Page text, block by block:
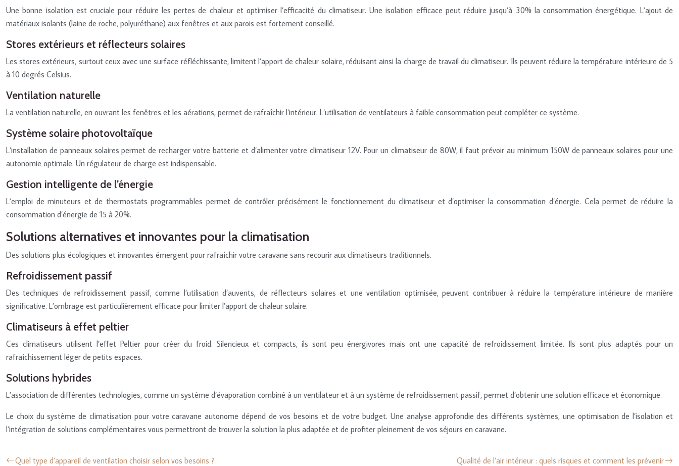
Une bonne isolation est cruciale pour réduire les pertes de chaleur et optimiser l’efficacité du climatiseur. Une isolation efficace peut réduire jusqu’à 30% la consommation énergétique. L’ajout de
matériaux isolants (laine de roche, polyuréthane) aux fenêtres et aux parois est fortement conseillé.
Stores extérieurs et réflecteurs solaires
Les stores extérieurs, surtout ceux avec une surface réfléchissante, limitent l’apport de chaleur solaire, réduisant ainsi la charge de travail du climatiseur. Ils peuvent réduire la température intérieure de 5
à 10 degrés Celsius.
Ventilation naturelle
La ventilation naturelle, en ouvrant les fenêtres et les aérations, permet de rafraîchir l’intérieur. L’utilisation de ventilateurs à faible consommation peut compléter ce système.
Système solaire photovoltaïque
L’installation de panneaux solaires permet de recharger votre batterie et d’alimenter votre climatiseur 12V. Pour un climatiseur de 80W, il faut prévoir au minimum 150W de panneaux solaires pour une
autonomie optimale. Un régulateur de charge est indispensable.
Gestion intelligente de l’énergie
L’emploi de minuteurs et de thermostats programmables permet de contrôler précisément le fonctionnement du climatiseur et d’optimiser la consommation d’énergie. Cela permet de réduire la
consommation d’énergie de 15 à 20%.
Solutions alternatives et innovantes pour la climatisation
Des solutions plus écologiques et innovantes émergent pour rafraîchir votre caravane sans recourir aux climatiseurs traditionnels.
Refroidissement passif
Des techniques de refroidissement passif, comme l’utilisation d’auvents, de réflecteurs solaires et une ventilation optimisée, peuvent contribuer à réduire la température intérieure de manière
significative. L’ombrage est particulièrement efficace pour limiter l’apport de chaleur solaire.
Climatiseurs à effet peltier
Ces climatiseurs utilisent l’effet Peltier pour créer du froid. Silencieux et compacts, ils sont peu énergivores mais ont une capacité de refroidissement limitée. Ils sont plus adaptés pour un
rafraîchissement léger de petits espaces.
Solutions hybrides
L’association de différentes technologies, comme un système d’évaporation combiné à un ventilateur et à un système de refroidissement passif, permet d’obtenir une solution efficace et économique.
Le choix du système de climatisation pour votre caravane autonome dépend de vos besoins et de votre budget. Une analyse approfondie des différents systèmes, une optimisation de l’isolation et
l’intégration de solutions complémentaires vous permettront de trouver la solution la plus adaptée et de profiter pleinement de vos séjours en caravane.
Quel type d’appareil de ventilation choisir selon vos besoins ? Qualité de l’air intérieur : quels risques et comment les prévenir